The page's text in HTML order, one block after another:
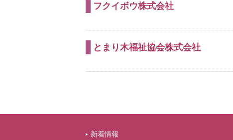
フクイボウ株式会社
とまり木福祉協会株式会社
新着情報